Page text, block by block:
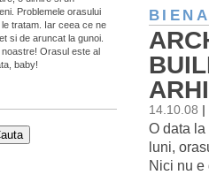
14.10.08
O data
luni,
Nici nu e
Problemele orasului
tratam. Iar ceea ce ne
si de aruncat la gunoi.
Orasul este al
baby!